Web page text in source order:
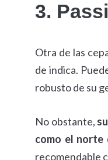
3.
Otra de las
de indica.
robusto de su
No obstante,
como el norte
recomendable